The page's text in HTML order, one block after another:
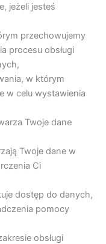
jeżeli jesteś
przechowujemy
procesu obsługi
w którym
w celu wystawienia
Twoje dane
Twoje dane w
Ci
dostęp do danych,
pomocy
obsługi